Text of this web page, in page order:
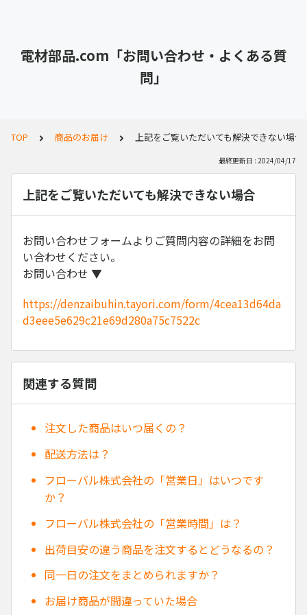
電材部品.com「お問い合わせ・よくある質
問」
TOP 商品のお届け 上記をご覧いただいても解決できない場合
最終更新日 : 2024/04/17
上記をご覧いただいても解決できない場合
お問い合わせフォームよりご質問内容の詳細をお問
い合わせください。
お問い合わせ ▼
https://denzaibuhin.tayori.com/form/4cea13d64da
d3eee5e629c21e69d280a75c7522c
関連する質問
注文した商品はいつ届くの？
配送方法は？
フローバル株式会社の「営業日」はいつです
か？
フローバル株式会社の「営業時間」は？
出荷目安の違う商品を注文するとどうなるの？
同一日の注文をまとめられますか？
お届け商品が間違っていた場合